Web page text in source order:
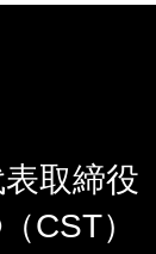
取締役
CST）